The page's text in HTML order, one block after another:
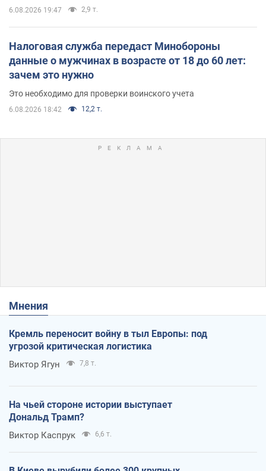
6.08.2026 19:47 2,9 т.
Налоговая служба передаст Минобороны
данные о мужчинах в возрасте от 18 до 60 лет:
зачем это нужно
Это необходимо для проверки воинского учета
6.08.2026 18:42 12,2 т.
Мнения
Кремль переносит войну в тыл Европы: под
угрозой критическая логистика
Виктор Ягун 7,8 т.
На чьей стороне истории выступает
Дональд Трамп?
Виктор Каспрук 6,6 т.